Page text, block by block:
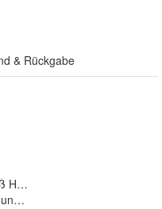
& Rückgabe
und Weiß Hochglanz
60, 70, 80, 90, 100 und 120